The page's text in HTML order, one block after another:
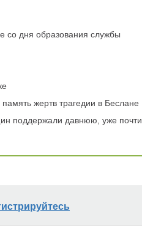
со дня образования службы
жертв трагедии в Беслане
поддержали давнюю, уже почти